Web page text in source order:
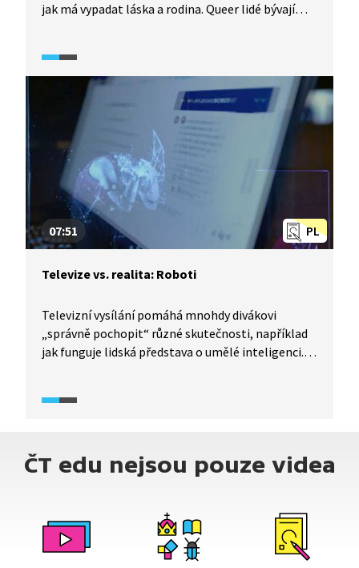
jak má vypadat láska a rodina. Queer lidé bývají
v televizním vysílání zlom a homosexuál se stal
bezproblémovou hlavní postavou? A přišel
v Čechách ten zlom vůbec? I tuto odpověď přináší
dokumentární seriál TeleRevize (2023).
PL
07:51
Televize vs. realita: Roboti
Televizní vysílání pomáhá mnohdy divákovi
„správně pochopit“ různé skutečnosti, například
jak funguje lidská představa o umělé inteligenci.
problém televize při zobrazování současné umělé
ČT edu nejsou pouze videa